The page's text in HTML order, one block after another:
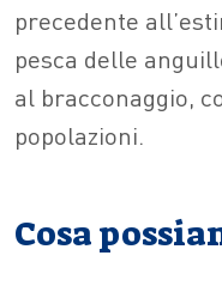
precedente
pesca delle
al bracconaggio,
popolazioni.
Cosa